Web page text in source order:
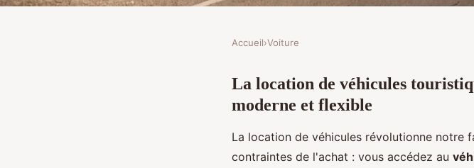
Location de voitures et
trajets à portée de main !
Accueil›Voiture
La location de véhicules
moderne et flexible
La location de véhicules révolutionne notre
contraintes de l'achat : vous accédez au